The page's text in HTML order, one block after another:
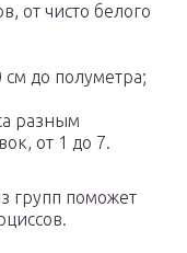
от чисто белого
см до полуметра;
разным
от 1 до 7.
групп поможет